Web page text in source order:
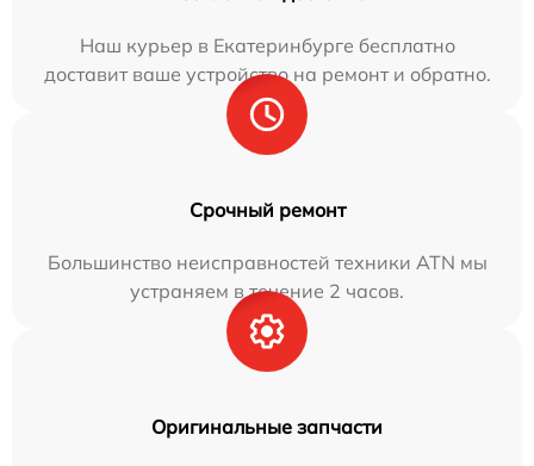
Наш курьер в Екатеринбурге бесплатно
доставит ваше устройство на ремонт и обратно.
Срочный ремонт
Большинство неисправностей техники ATN мы
устраняем в течение 2 часов.
Оригинальные запчасти